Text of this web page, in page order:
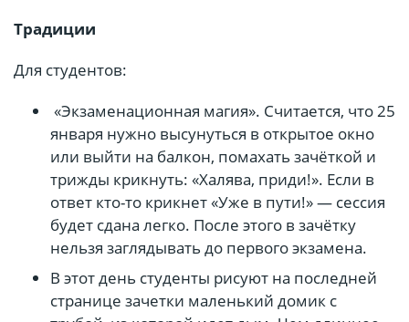
Традиции
Для студентов:
«Экзаменационная магия». Считается, что 25
января нужно высунуться в открытое окно
или выйти на балкон, помахать зачёткой и
трижды крикнуть: «Халява, приди!». Если в
ответ кто-то крикнет «Уже в пути!» — сессия
будет сдана легко. После этого в зачётку
нельзя заглядывать до первого экзамена.
В этот день студенты рисуют на последней
странице зачетки маленький домик с